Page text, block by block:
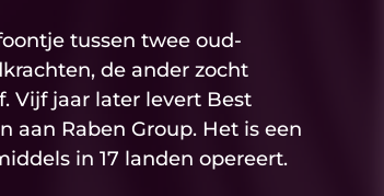
tussen twee oud-
de ander zocht
Vijf jaar later levert Best
aan Raben Group. Het is een
in 17 landen opereert.